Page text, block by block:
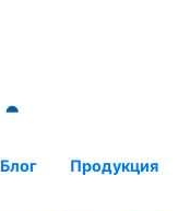
Блог
Продукция